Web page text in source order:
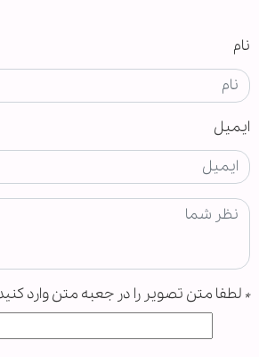
نام
ایمیل
* لطفا متن تصویر را در جعبه متن وارد